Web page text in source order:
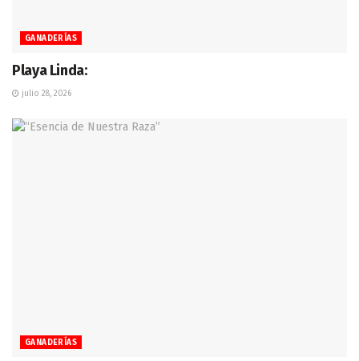
GANADERÍAS
Playa Linda:
julio 28, 2026
GANADERÍAS